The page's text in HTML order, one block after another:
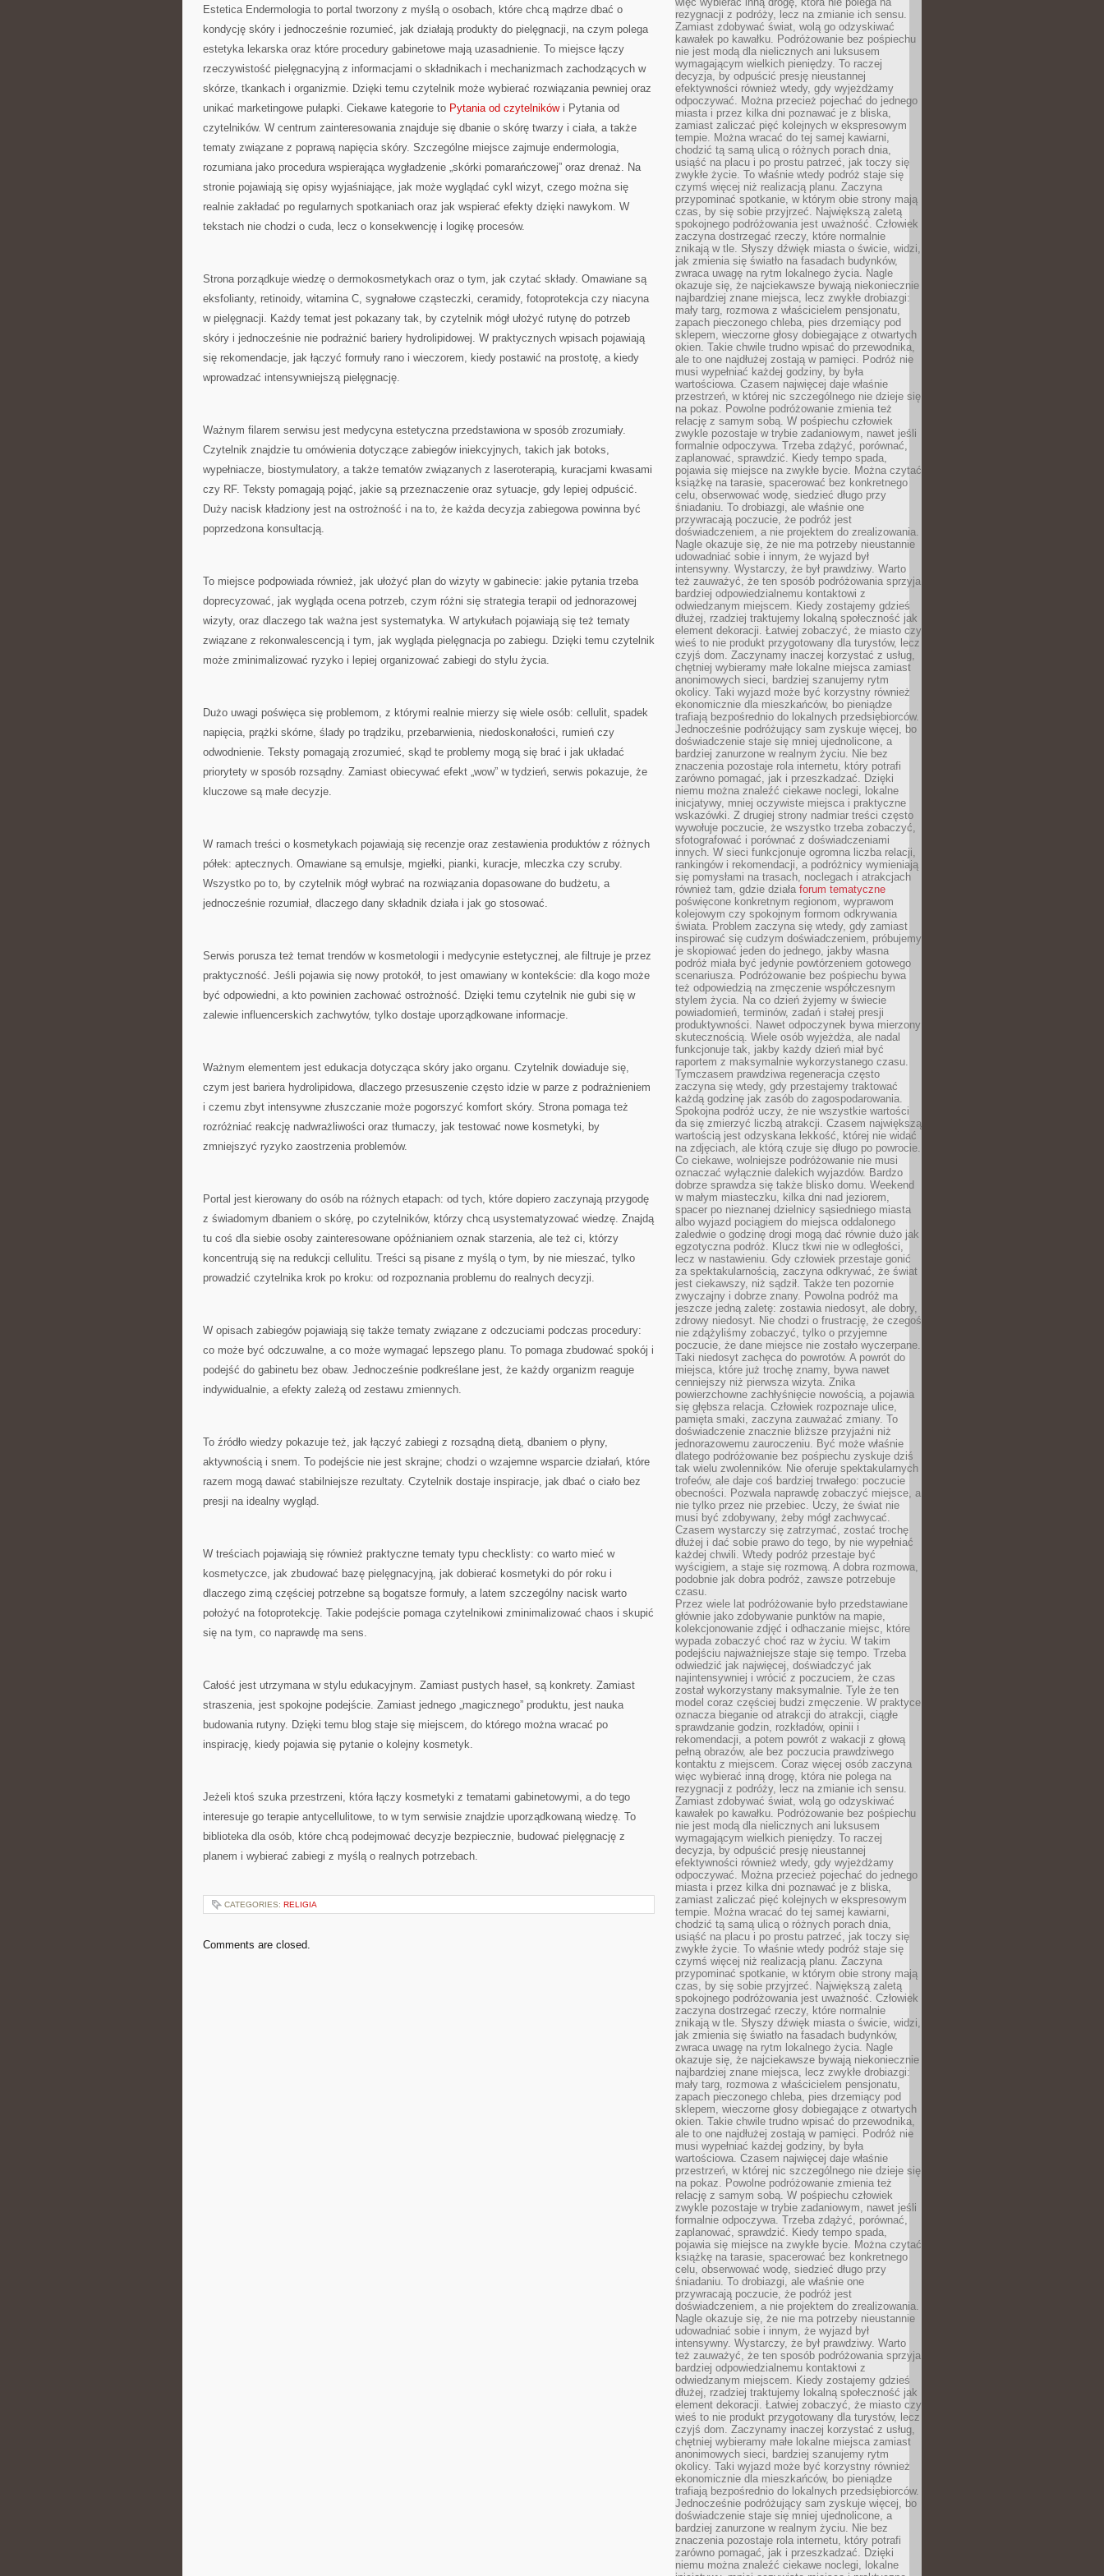
Estetica Endermologia to portal tworzony z myślą o osobach, które chcą mądrze dbać o
kondycję skóry i jednocześnie rozumieć, jak działają produkty do pielęgnacji, na czym polega
estetyka lekarska oraz które procedury gabinetowe mają uzasadnienie. To miejsce łączy
rzeczywistość pielęgnacyjną z informacjami o składnikach i mechanizmach zachodzących w
skórze, tkankach i organizmie. Dzięki temu czytelnik może wybierać rozwiązania pewniej oraz
unikać marketingowe pułapki. Ciekawe kategorie to Pytania od czytelników i Pytania od
czytelników. W centrum zainteresowania znajduje się dbanie o skórę twarzy i ciała, a także
tematy związane z poprawą napięcia skóry. Szczególne miejsce zajmuje endermologia,
rozumiana jako procedura wspierająca wygładzenie „skórki pomarańczowej” oraz drenaż. Na
stronie pojawiają się opisy wyjaśniające, jak może wyglądać cykl wizyt, czego można się
realnie zakładać po regularnych spotkaniach oraz jak wspierać efekty dzięki nawykom. W
tekstach nie chodzi o cuda, lecz o konsekwencję i logikę procesów.
Strona porządkuje wiedzę o dermokosmetykach oraz o tym, jak czytać składy. Omawiane są
eksfolianty, retinoidy, witamina C, sygnałowe cząsteczki, ceramidy, fotoprotekcja czy niacyna
w pielęgnacji. Każdy temat jest pokazany tak, by czytelnik mógł ułożyć rutynę do potrzeb
skóry i jednocześnie nie podrażnić bariery hydrolipidowej. W praktycznych wpisach pojawiają
się rekomendacje, jak łączyć formuły rano i wieczorem, kiedy postawić na prostotę, a kiedy
wprowadzać intensywniejszą pielęgnację.
Ważnym filarem serwisu jest medycyna estetyczna przedstawiona w sposób zrozumiały.
Czytelnik znajdzie tu omówienia dotyczące zabiegów iniekcyjnych, takich jak botoks,
wypełniacze, biostymulatory, a także tematów związanych z laseroterapią, kuracjami kwasami
czy RF. Teksty pomagają pojąć, jakie są przeznaczenie oraz sytuacje, gdy lepiej odpuścić.
Duży nacisk kładziony jest na ostrożność i na to, że każda decyzja zabiegowa powinna być
poprzedzona konsultacją.
To miejsce podpowiada również, jak ułożyć plan do wizyty w gabinecie: jakie pytania trzeba
doprecyzować, jak wygląda ocena potrzeb, czym różni się strategia terapii od jednorazowej
wizyty, oraz dlaczego tak ważna jest systematyka. W artykułach pojawiają się też tematy
związane z rekonwalescencją i tym, jak wygląda pielęgnacja po zabiegu. Dzięki temu czytelnik
może zminimalizować ryzyko i lepiej organizować zabiegi do stylu życia.
Dużo uwagi poświęca się problemom, z którymi realnie mierzy się wiele osób: cellulit, spadek
napięcia, prążki skórne, ślady po trądziku, przebarwienia, niedoskonałości, rumień czy
odwodnienie. Teksty pomagają zrozumieć, skąd te problemy mogą się brać i jak układać
priorytety w sposób rozsądny. Zamiast obiecywać efekt „wow” w tydzień, serwis pokazuje, że
kluczowe są małe decyzje.
W ramach treści o kosmetykach pojawiają się recenzje oraz zestawienia produktów z różnych
półek: aptecznych. Omawiane są emulsje, mgiełki, pianki, kuracje, mleczka czy scruby.
Wszystko po to, by czytelnik mógł wybrać na rozwiązania dopasowane do budżetu, a
jednocześnie rozumiał, dlaczego dany składnik działa i jak go stosować.
Serwis porusza też temat trendów w kosmetologii i medycynie estetycznej, ale filtruje je przez
praktyczność. Jeśli pojawia się nowy protokół, to jest omawiany w kontekście: dla kogo może
być odpowiedni, a kto powinien zachować ostrożność. Dzięki temu czytelnik nie gubi się w
zalewie influencerskich zachwytów, tylko dostaje uporządkowane informacje.
Ważnym elementem jest edukacja dotycząca skóry jako organu. Czytelnik dowiaduje się,
czym jest bariera hydrolipidowa, dlaczego przesuszenie często idzie w parze z podrażnieniem
i czemu zbyt intensywne złuszczanie może pogorszyć komfort skóry. Strona pomaga też
rozróżniać reakcję nadwrażliwości oraz tłumaczy, jak testować nowe kosmetyki, by
zmniejszyć ryzyko zaostrzenia problemów.
Portal jest kierowany do osób na różnych etapach: od tych, które dopiero zaczynają przygodę
z świadomym dbaniem o skórę, po czytelników, którzy chcą usystematyzować wiedzę. Znajdą
tu coś dla siebie osoby zainteresowane opóźnianiem oznak starzenia, ale też ci, którzy
koncentrują się na redukcji cellulitu. Treści są pisane z myślą o tym, by nie mieszać, tylko
prowadzić czytelnika krok po kroku: od rozpoznania problemu do realnych decyzji.
W opisach zabiegów pojawiają się także tematy związane z odczuciami podczas procedury:
co może być odczuwalne, a co może wymagać lepszego planu. To pomaga zbudować spokój i
podejść do gabinetu bez obaw. Jednocześnie podkreślane jest, że każdy organizm reaguje
indywidualnie, a efekty zależą od zestawu zmiennych.
To źródło wiedzy pokazuje też, jak łączyć zabiegi z rozsądną dietą, dbaniem o płyny,
aktywnością i snem. To podejście nie jest skrajne; chodzi o wzajemne wsparcie działań, które
razem mogą dawać stabilniejsze rezultaty. Czytelnik dostaje inspiracje, jak dbać o ciało bez
presji na idealny wygląd.
W treściach pojawiają się również praktyczne tematy typu checklisty: co warto mieć w
kosmetyczce, jak zbudować bazę pielęgnacyjną, jak dobierać kosmetyki do pór roku i
dlaczego zimą częściej potrzebne są bogatsze formuły, a latem szczególny nacisk warto
położyć na fotoprotekcję. Takie podejście pomaga czytelnikowi zminimalizować chaos i skupić
się na tym, co naprawdę ma sens.
Całość jest utrzymana w stylu edukacyjnym. Zamiast pustych haseł, są konkrety. Zamiast
straszenia, jest spokojne podejście. Zamiast jednego „magicznego” produktu, jest nauka
budowania rutyny. Dzięki temu blog staje się miejscem, do którego można wracać po
inspirację, kiedy pojawia się pytanie o kolejny kosmetyk.
Jeżeli ktoś szuka przestrzeni, która łączy kosmetyki z tematami gabinetowymi, a do tego
interesuje go terapie antycellulitowe, to w tym serwisie znajdzie uporządkowaną wiedzę. To
biblioteka dla osób, które chcą podejmować decyzje bezpiecznie, budować pielęgnację z
planem i wybierać zabiegi z myślą o realnych potrzebach.
CATEGORIES: RELIGIA
Comments are closed.
rezygnacji z podróży, lecz na zmianie ich sensu.
Zamiast zdobywać świat, wolą go odzyskiwać
kawałek po kawałku. Podróżowanie bez pośpiechu
nie jest modą dla nielicznych ani luksusem
wymagającym wielkich pieniędzy. To raczej
decyzja, by odpuścić presję nieustannej
efektywności również wtedy, gdy wyjeżdżamy
odpoczywać. Można przecież pojechać do jednego
miasta i przez kilka dni poznawać je z bliska,
zamiast zaliczać pięć kolejnych w ekspresowym
tempie. Można wracać do tej samej kawiarni,
chodzić tą samą ulicą o różnych porach dnia,
usiąść na placu i po prostu patrzeć, jak toczy się
zwykłe życie. To właśnie wtedy podróż staje się
czymś więcej niż realizacją planu. Zaczyna
przypominać spotkanie, w którym obie strony mają
czas, by się sobie przyjrzeć. Największą zaletą
spokojnego podróżowania jest uważność. Człowiek
zaczyna dostrzegać rzeczy, które normalnie
znikają w tle. Słyszy dźwięk miasta o świcie, widzi,
jak zmienia się światło na fasadach budynków,
zwraca uwagę na rytm lokalnego życia. Nagle
okazuje się, że najciekawsze bywają niekoniecznie
najbardziej znane miejsca, lecz zwykłe drobiazgi:
mały targ, rozmowa z właścicielem pensjonatu,
zapach pieczonego chleba, pies drzemiący pod
sklepem, wieczorne głosy dobiegające z otwartych
okien. Takie chwile trudno wpisać do przewodnika,
ale to one najdłużej zostają w pamięci. Podróż nie
musi wypełniać każdej godziny, by była
wartościowa. Czasem najwięcej daje właśnie
przestrzeń, w której nic szczególnego nie dzieje się
na pokaz. Powolne podróżowanie zmienia też
relację z samym sobą. W pośpiechu człowiek
zwykle pozostaje w trybie zadaniowym, nawet jeśli
formalnie odpoczywa. Trzeba zdążyć, porównać,
zaplanować, sprawdzić. Kiedy tempo spada,
pojawia się miejsce na zwykłe bycie. Można czytać
książkę na tarasie, spacerować bez konkretnego
celu, obserwować wodę, siedzieć długo przy
śniadaniu. To drobiazgi, ale właśnie one
przywracają poczucie, że podróż jest
doświadczeniem, a nie projektem do zrealizowania.
Nagle okazuje się, że nie ma potrzeby nieustannie
udowadniać sobie i innym, że wyjazd był
intensywny. Wystarczy, że był prawdziwy. Warto
też zauważyć, że ten sposób podróżowania sprzyja
bardziej odpowiedzialnemu kontaktowi z
odwiedzanym miejscem. Kiedy zostajemy gdzieś
dłużej, rzadziej traktujemy lokalną społeczność jak
element dekoracji. Łatwiej zobaczyć, że miasto czy
wieś to nie produkt przygotowany dla turystów, lecz
czyjś dom. Zaczynamy inaczej korzystać z usług,
chętniej wybieramy małe lokalne miejsca zamiast
anonimowych sieci, bardziej szanujemy rytm
okolicy. Taki wyjazd może być korzystny również
ekonomicznie dla mieszkańców, bo pieniądze
trafiają bezpośrednio do lokalnych przedsiębiorców.
Jednocześnie podróżujący sam zyskuje więcej, bo
doświadczenie staje się mniej ujednolicone, a
bardziej zanurzone w realnym życiu. Nie bez
znaczenia pozostaje rola internetu, który potrafi
zarówno pomagać, jak i przeszkadzać. Dzięki
niemu można znaleźć ciekawe noclegi, lokalne
inicjatywy, mniej oczywiste miejsca i praktyczne
wskazówki. Z drugiej strony nadmiar treści często
wywołuje poczucie, że wszystko trzeba zobaczyć,
sfotografować i porównać z doświadczeniami
innych. W sieci funkcjonuje ogromna liczba relacji,
rankingów i rekomendacji, a podróżnicy wymieniają
się pomysłami na trasach, noclegach i atrakcjach
również tam, gdzie działa forum tematyczne
poświęcone konkretnym regionom, wyprawom
kolejowym czy spokojnym formom odkrywania
świata. Problem zaczyna się wtedy, gdy zamiast
inspirować się cudzym doświadczeniem, próbujemy
je skopiować jeden do jednego, jakby własna
podróż miała być jedynie powtórzeniem gotowego
scenariusza. Podróżowanie bez pośpiechu bywa
też odpowiedzią na zmęczenie współczesnym
stylem życia. Na co dzień żyjemy w świecie
powiadomień, terminów, zadań i stałej presji
produktywności. Nawet odpoczynek bywa mierzony
skutecznością. Wiele osób wyjeżdża, ale nadal
funkcjonuje tak, jakby każdy dzień miał być
raportem z maksymalnie wykorzystanego czasu.
Tymczasem prawdziwa regeneracja często
zaczyna się wtedy, gdy przestajemy traktować
każdą godzinę jak zasób do zagospodarowania.
Spokojna podróż uczy, że nie wszystkie wartości
da się zmierzyć liczbą atrakcji. Czasem największą
wartością jest odzyskana lekkość, której nie widać
na zdjęciach, ale którą czuje się długo po powrocie.
Co ciekawe, wolniejsze podróżowanie nie musi
oznaczać wyłącznie dalekich wyjazdów. Bardzo
dobrze sprawdza się także blisko domu. Weekend
w małym miasteczku, kilka dni nad jeziorem,
spacer po nieznanej dzielnicy sąsiedniego miasta
albo wyjazd pociągiem do miejsca oddalonego
zaledwie o godzinę drogi mogą dać równie dużo jak
egzotyczna podróż. Klucz tkwi nie w odległości,
lecz w nastawieniu. Gdy człowiek przestaje gonić
za spektakularnością, zaczyna odkrywać, że świat
jest ciekawszy, niż sądził. Także ten pozornie
zwyczajny i dobrze znany. Powolna podróż ma
jeszcze jedną zaletę: zostawia niedosyt, ale dobry,
zdrowy niedosyt. Nie chodzi o frustrację, że czegoś
nie zdążyliśmy zobaczyć, tylko o przyjemne
poczucie, że dane miejsce nie zostało wyczerpane.
Taki niedosyt zachęca do powrotów. A powrót do
miejsca, które już trochę znamy, bywa nawet
cenniejszy niż pierwsza wizyta. Znika
powierzchowne zachłyśnięcie nowością, a pojawia
się głębsza relacja. Człowiek rozpoznaje ulice,
pamięta smaki, zaczyna zauważać zmiany. To
doświadczenie znacznie bliższe przyjaźni niż
jednorazowemu zauroczeniu. Być może właśnie
dlatego podróżowanie bez pośpiechu zyskuje dziś
tak wielu zwolenników. Nie oferuje spektakularnych
trofeów, ale daje coś bardziej trwałego: poczucie
obecności. Pozwala naprawdę zobaczyć miejsce, a
nie tylko przez nie przebiec. Uczy, że świat nie
musi być zdobywany, żeby mógł zachwycać.
Czasem wystarczy się zatrzymać, zostać trochę
dłużej i dać sobie prawo do tego, by nie wypełniać
każdej chwili. Wtedy podróż przestaje być
wyścigiem, a staje się rozmową. A dobra rozmowa,
podobnie jak dobra podróż, zawsze potrzebuje
czasu.
Przez wiele lat podróżowanie było przedstawiane
głównie jako zdobywanie punktów na mapie,
kolekcjonowanie zdjęć i odhaczanie miejsc, które
wypada zobaczyć choć raz w życiu. W takim
podejściu najważniejsze staje się tempo. Trzeba
odwiedzić jak najwięcej, doświadczyć jak
najintensywniej i wrócić z poczuciem, że czas
został wykorzystany maksymalnie. Tyle że ten
model coraz częściej budzi zmęczenie. W praktyce
oznacza bieganie od atrakcji do atrakcji, ciągłe
sprawdzanie godzin, rozkładów, opinii i
rekomendacji, a potem powrót z wakacji z głową
pełną obrazów, ale bez poczucia prawdziwego
kontaktu z miejscem. Coraz więcej osób zaczyna
więc wybierać inną drogę, która nie polega na
rezygnacji z podróży, lecz na zmianie ich sensu.
Zamiast zdobywać świat, wolą go odzyskiwać
kawałek po kawałku. Podróżowanie bez pośpiechu
nie jest modą dla nielicznych ani luksusem
wymagającym wielkich pieniędzy. To raczej
decyzja, by odpuścić presję nieustannej
efektywności również wtedy, gdy wyjeżdżamy
odpoczywać. Można przecież pojechać do jednego
miasta i przez kilka dni poznawać je z bliska,
zamiast zaliczać pięć kolejnych w ekspresowym
tempie. Można wracać do tej samej kawiarni,
chodzić tą samą ulicą o różnych porach dnia,
usiąść na placu i po prostu patrzeć, jak toczy się
zwykłe życie. To właśnie wtedy podróż staje się
czymś więcej niż realizacją planu. Zaczyna
przypominać spotkanie, w którym obie strony mają
czas, by się sobie przyjrzeć. Największą zaletą
spokojnego podróżowania jest uważność. Człowiek
zaczyna dostrzegać rzeczy, które normalnie
znikają w tle. Słyszy dźwięk miasta o świcie, widzi,
jak zmienia się światło na fasadach budynków,
zwraca uwagę na rytm lokalnego życia. Nagle
okazuje się, że najciekawsze bywają niekoniecznie
najbardziej znane miejsca, lecz zwykłe drobiazgi:
mały targ, rozmowa z właścicielem pensjonatu,
zapach pieczonego chleba, pies drzemiący pod
sklepem, wieczorne głosy dobiegające z otwartych
okien. Takie chwile trudno wpisać do przewodnika,
ale to one najdłużej zostają w pamięci. Podróż nie
musi wypełniać każdej godziny, by była
wartościowa. Czasem najwięcej daje właśnie
przestrzeń, w której nic szczególnego nie dzieje się
na pokaz. Powolne podróżowanie zmienia też
relację z samym sobą. W pośpiechu człowiek
zwykle pozostaje w trybie zadaniowym, nawet jeśli
formalnie odpoczywa. Trzeba zdążyć, porównać,
zaplanować, sprawdzić. Kiedy tempo spada,
pojawia się miejsce na zwykłe bycie. Można czytać
książkę na tarasie, spacerować bez konkretnego
celu, obserwować wodę, siedzieć długo przy
śniadaniu. To drobiazgi, ale właśnie one
przywracają poczucie, że podróż jest
doświadczeniem, a nie projektem do zrealizowania.
Nagle okazuje się, że nie ma potrzeby nieustannie
udowadniać sobie i innym, że wyjazd był
intensywny. Wystarczy, że był prawdziwy. Warto
też zauważyć, że ten sposób podróżowania sprzyja
bardziej odpowiedzialnemu kontaktowi z
odwiedzanym miejscem. Kiedy zostajemy gdzieś
dłużej, rzadziej traktujemy lokalną społeczność jak
element dekoracji. Łatwiej zobaczyć, że miasto czy
wieś to nie produkt przygotowany dla turystów, lecz
czyjś dom. Zaczynamy inaczej korzystać z usług,
chętniej wybieramy małe lokalne miejsca zamiast
anonimowych sieci, bardziej szanujemy rytm
okolicy. Taki wyjazd może być korzystny również
ekonomicznie dla mieszkańców, bo pieniądze
trafiają bezpośrednio do lokalnych przedsiębiorców.
Jednocześnie podróżujący sam zyskuje więcej, bo
doświadczenie staje się mniej ujednolicone, a
bardziej zanurzone w realnym życiu. Nie bez
znaczenia pozostaje rola internetu, który potrafi
zarówno pomagać, jak i przeszkadzać. Dzięki
niemu można znaleźć ciekawe noclegi, lokalne